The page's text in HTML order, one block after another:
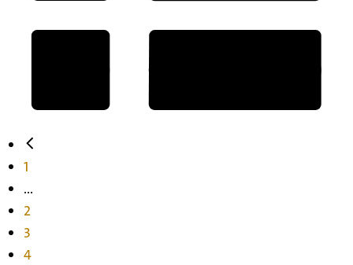
1
...
2
3
4